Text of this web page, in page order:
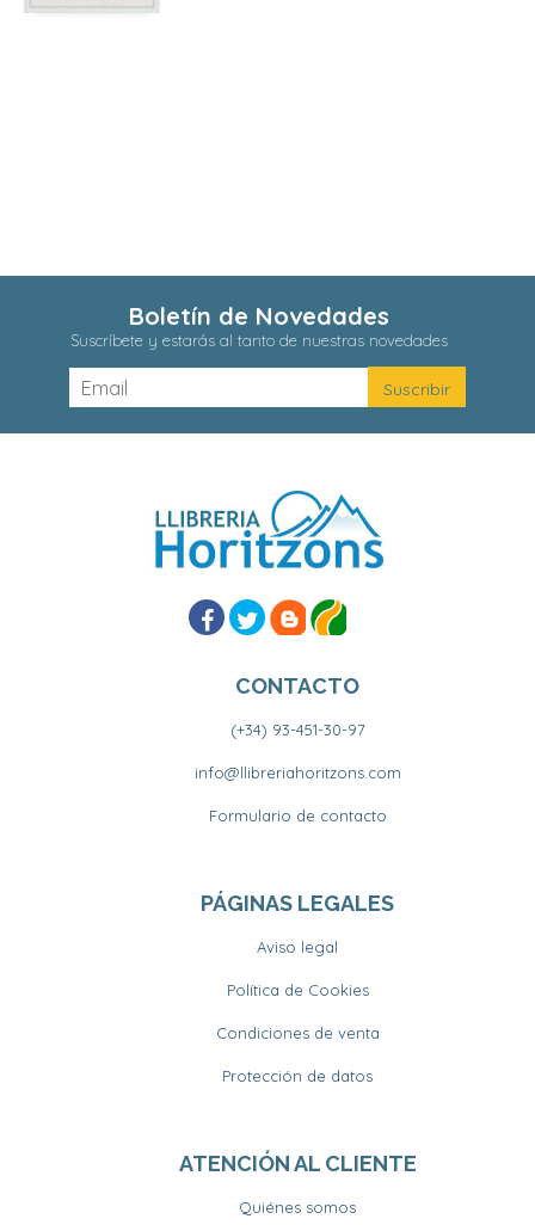
Boletín de Novedades
Suscríbete y estarás al tanto de nuestras novedades
CONTACTO
(+34) 93-451-30-97
info@llibreriahoritzons.com
Formulario de contacto
PÁGINAS LEGALES
Aviso legal
Política de Cookies
Condiciones de venta
Protección de datos
ATENCIÓN AL CLIENTE
Quiénes somos